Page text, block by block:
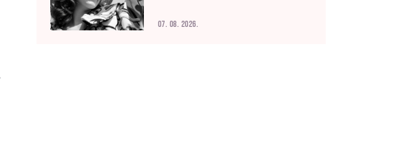
07. 08. 2026.